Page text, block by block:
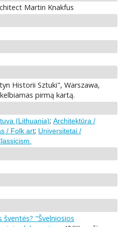
Martin Knakfus
Historii Sztuki", Warszawa,
pirmą kartą.
(Lithuania); Architektūra /
/ Folk art; Universitetai /
"Švelniosios